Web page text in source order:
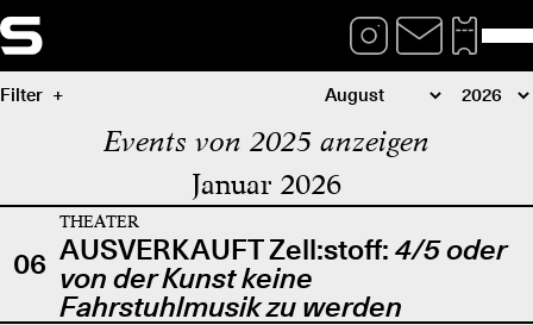
Filter
Events von 2025 anzeigen
Januar 2026
06
THEATER
AUSVERKAUFT Zell:stoff: 4/5 oder
von der Kunst keine
Fahrstuhlmusik zu werden